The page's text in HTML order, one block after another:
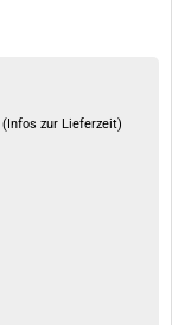
(Infos zur Lieferzeit)